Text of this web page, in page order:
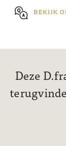
BEKIJK
Deze